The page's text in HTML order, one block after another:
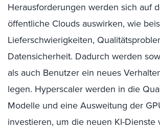
Herausforderungen werden sich auf
öffentliche Clouds auswirken, wie
Lieferschwierigkeiten,
Datensicherheit. Dadurch werden
als auch Benutzer ein neues
legen. Hyperscaler werden in die
Modelle und eine Ausweitung der
investieren, um die neuen KI-Dienste